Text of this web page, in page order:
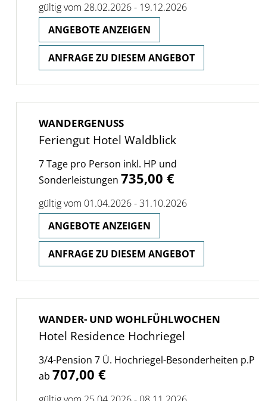
gültig vom 28.02.2026 - 19.12.2026
ANGEBOTE ANZEIGEN
ANFRAGE ZU DIESEM ANGEBOT
WANDERGENUSS
Feriengut Hotel Waldblick
7 Tage pro Person inkl. HP und
Sonderleistungen735,00 €
gültig vom 01.04.2026 - 31.10.2026
ANGEBOTE ANZEIGEN
ANFRAGE ZU DIESEM ANGEBOT
WANDER- UND WOHLFÜHLWOCHEN
Hotel Residence Hochriegel
3/4-Pension 7 Ü. Hochriegel-Besonderheiten p.P
ab707,00 €